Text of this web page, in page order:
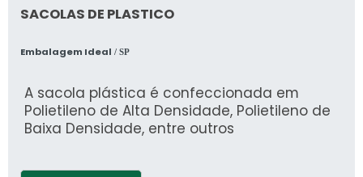
SACOLAS DE PLASTICO
Embalagem Ideal / SP
A sacola plástica é confeccionada em
Polietileno de Alta Densidade, Polietileno de
Baixa Densidade, entre outros